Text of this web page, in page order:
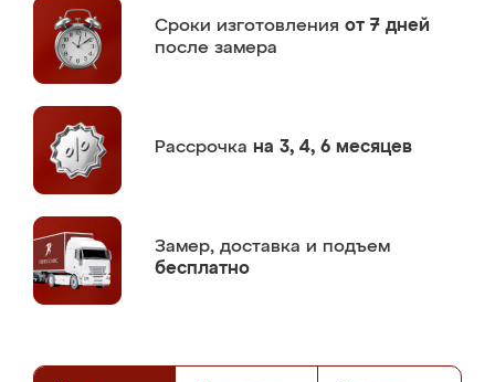
Сроки изготовления от 7 дней
после замера
Рассрочка на 3, 4, 6 месяцев
Замер, доставка и подъем
бесплатно